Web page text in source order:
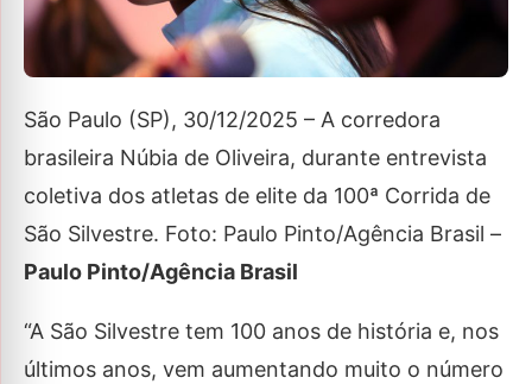
São Paulo (SP), 30/12/2025 – A corredora
brasileira Núbia de Oliveira, durante entrevista
coletiva dos atletas de elite da 100ª Corrida de
São Silvestre. Foto: Paulo Pinto/Agência Brasil –
Paulo Pinto/Agência Brasil
“A São Silvestre tem 100 anos de história e, nos
últimos anos, vem aumentando muito o número